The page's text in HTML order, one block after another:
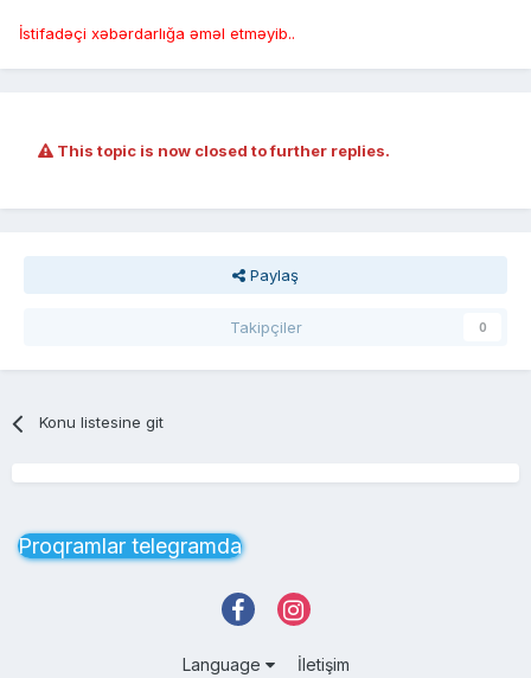
İstifadəçi xəbərdarlığa əməl etməyib..
This topic is now closed to further replies.
Paylaş
Takipçiler 0
Konu listesine git
Proqramlar telegramda
Language İletişim